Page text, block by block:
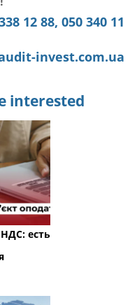
12 88, 050 340 11
invest.com.ua
interested
есть